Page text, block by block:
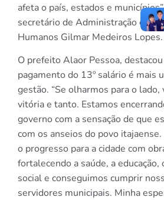
afeta o país, estados e
secretário de Administração e
Humanos Gilmar Medeiros Lopes.
O prefeito Alaor Pessoa,
pagamento do 13º salário é mais
gestão. “Se olharmos para o
vitória e tanto. Estamos
governo com a sensação de que
com os anseios do povo
o progresso para a cidade com
fortalecendo a saúde, a educação,
social e conseguimos cumprir
servidores municipais. Minha